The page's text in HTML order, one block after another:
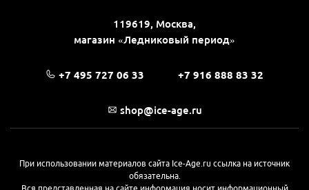
119619, Москва,
магазин «Ледниковый период»
+7 495 727 06 33 +7 916 888 83 32
shop@ice-age.ru
При использовании материалов сайта Ice-Age.ru ссылка на источник
обязательна.